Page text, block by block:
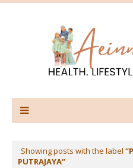
Showing posts with the label
PUTRAJAYA